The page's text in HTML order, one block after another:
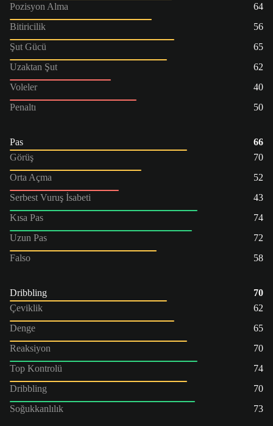
Pozisyon Alma
64
Bitiricilik
56
Şut Gücü
65
Uzaktan Şut
62
Voleler
40
Penaltı
50
Pas
66
Görüş
70
Orta Açma
52
Serbest Vuruş İsabeti
43
Kısa Pas
74
Uzun Pas
72
Falso
58
Dribbling
70
Çeviklik
62
Denge
65
Reaksiyon
70
Top Kontrolü
74
Dribbling
70
Soğukkanlılık
73